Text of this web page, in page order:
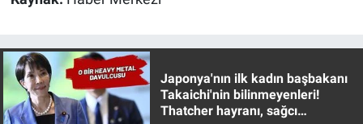
Japonya'nın ilk kadın başbakanı
Takaichi'nin bilinmeyenleri!
Thatcher hayranı, sağcı